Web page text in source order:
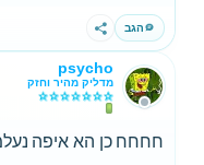
הגב שתף
psycho
מדליק מהיר וחזק
חחחח כן הא איפה